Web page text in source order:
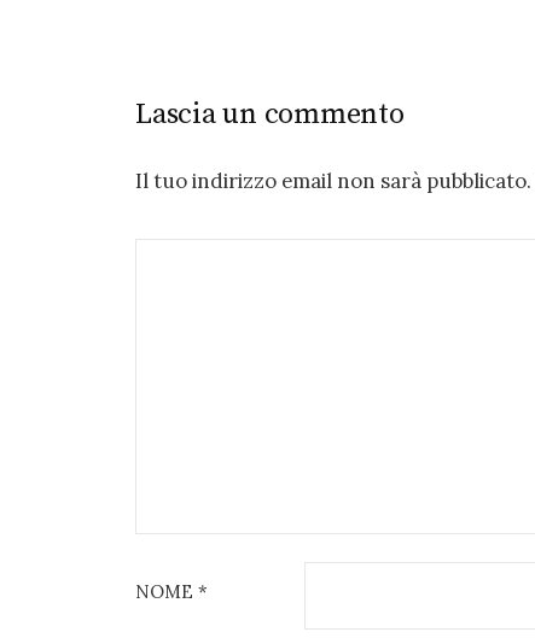
Lascia un commento
Il tuo indirizzo email non sarà pubblicato.
NOME *